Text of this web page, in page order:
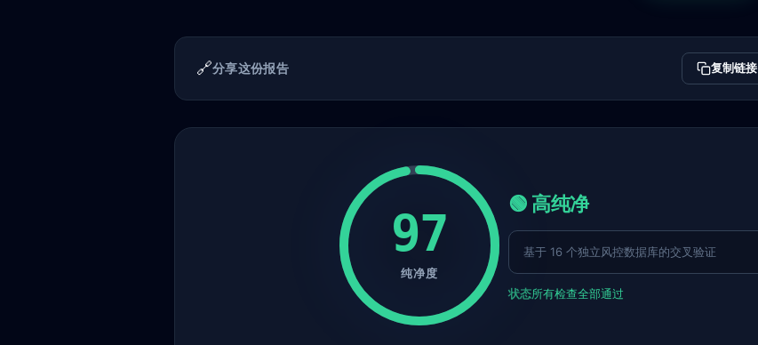
🔗分享这份报告 复制链接
97
纯净度
🟢 高纯净
基于 16 个独立风控数据库的交叉验证
状态所有检查全部通过